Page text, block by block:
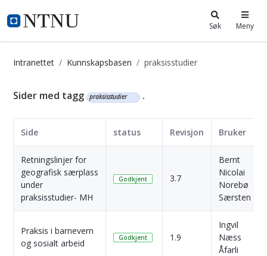
i.ntnu.no Søk Meny
Intranettet Kunnskapsbasen praksisstudier
Kunnskapsbasen
Sider med tagg praksisstudier .
Side status Revisjon Bruker
Retningslinjer for
geografisk særplass
under
praksisstudier- MH
Godkjent 3.7
Bernt
Nicolai
Norebø
Særsten
Praksis i barnevern
og sosialt arbeid
Godkjent 1.9
Ingvil
Næss
Åfarli